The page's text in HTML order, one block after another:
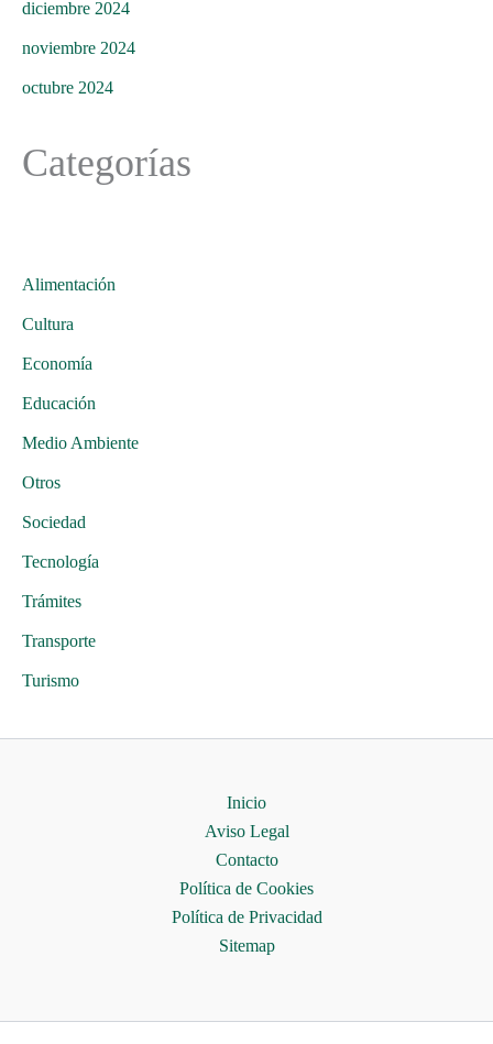
diciembre 2024
noviembre 2024
octubre 2024
Categorías
Alimentación
Cultura
Economía
Educación
Medio Ambiente
Otros
Sociedad
Tecnología
Trámites
Transporte
Turismo
Inicio
Aviso Legal
Contacto
Política de Cookies
Política de Privacidad
Sitemap